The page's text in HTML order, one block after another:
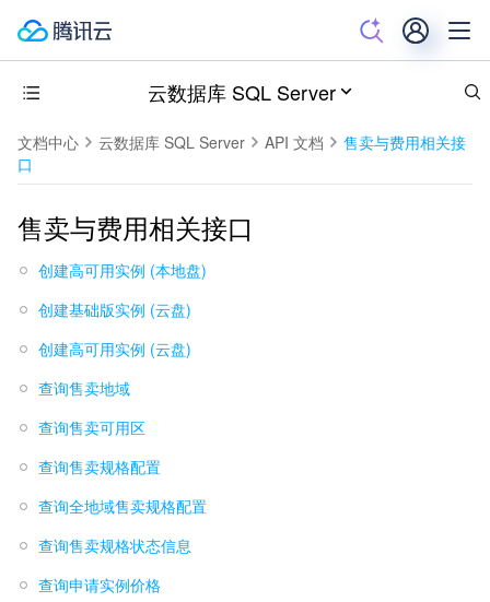
云数据库 SQL Server
文档中心 云数据库 SQL Server API 文档
售卖与费用相关接
口
售卖与费用相关接口
创建高可用实例 (本地盘)
创建基础版实例 (云盘)
创建高可用实例 (云盘)
查询售卖地域
查询售卖可用区
查询售卖规格配置
查询全地域售卖规格配置
查询售卖规格状态信息
查询申请实例价格